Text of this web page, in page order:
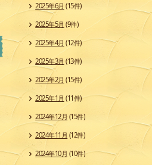
2025年6月 (15件)
2025年5月 (9件)
2025年4月 (12件)
2025年3月 (13件)
2025年2月 (15件)
2025年1月 (11件)
2024年12月 (15件)
2024年11月 (12件)
2024年10月 (10件)